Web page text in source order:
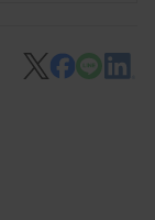
知度の高い医
臨床検査技師